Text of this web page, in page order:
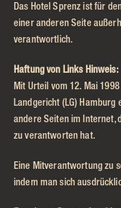
Das Hotel Sprenz ist für
einer anderen Seite
verantwortlich.
Haftung von Links Hinweis:
Mit Urteil vom 12. Mai
Landgericht (LG) Hamburg
andere Seiten im Internet,
zu verantworten hat.
Eine Mitverantwortung zu
indem man sich